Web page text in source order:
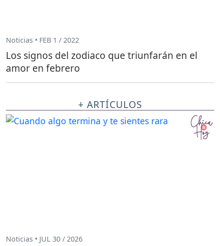
Noticias • FEB 1 / 2022
Los signos del zodiaco que triunfarán en el
amor en febrero
+ ARTÍCULOS
Noticias • JUL 30 / 2026